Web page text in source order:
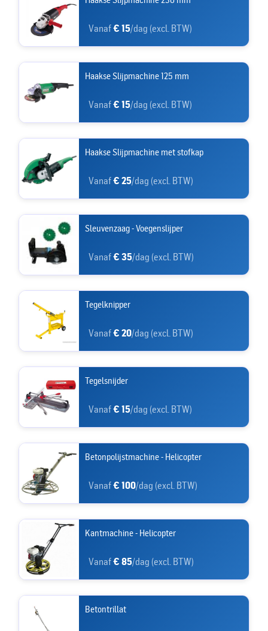
Vanaf€ 15/dag (excl. BTW)
Haakse Slijpmachine 125 mm
Vanaf€ 15/dag (excl. BTW)
Haakse Slijpmachine met stofkap
Vanaf€ 25/dag (excl. BTW)
Sleuvenzaag - Voegenslijper
Vanaf€ 35/dag (excl. BTW)
Tegelknipper
Vanaf€ 20/dag (excl. BTW)
Tegelsnijder
Vanaf€ 15/dag (excl. BTW)
Betonpolijstmachine - Helicopter
Vanaf€ 100/dag (excl. BTW)
Kantmachine - Helicopter
Vanaf€ 85/dag (excl. BTW)
Betontrillat